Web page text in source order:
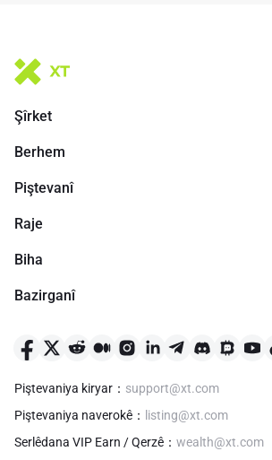
Şîrket
Berhem
Piştevanî
Raje
Biha
Bazirganî
Piştevaniya kiryar ： support@xt.com
Piştevaniya naverokê ：
listing@xt.com
Serlêdana VIP Earn / Qerzê ： wealth@xt.com